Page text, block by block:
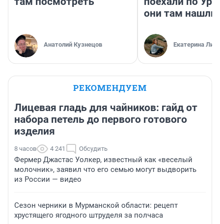
Анатолий Кузнецов
они там нашли
Екатерина
РЕКОМЕНДУЕМ
Лицевая гладь для чайников: гайд от
набора петель до первого готового
изделия
8 часов 4 241 Обсудить
Фермер Джастас Уолкер, известный как «веселый
молочник», заявил что его семью могут выдворить
из России — видео
Сезон черники в Мурманской области: рецепт
хрустящего ягодного штруделя за полчаса